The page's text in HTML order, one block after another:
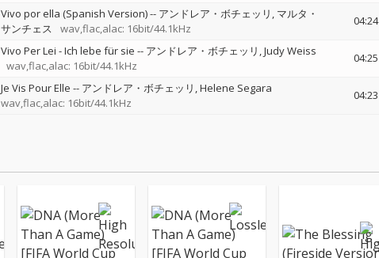
Vivo por ella (Spanish Version)-- アンドレア・ボチェッリ マルタ・
サンチェス
wav,flac,alac: 16bit/44.1kHz
04:24
Vivo Per Lei - Ich lebe für sie -- アンドレア・ボチェッリ Judy Weiss
wav,flac,alac: 16bit/44.1kHz
04:25
Je Vis Pour Elle -- アンドレア・ボチェッリ Helene Segara
wav,flac,alac: 16bit/44.1kHz
04:23